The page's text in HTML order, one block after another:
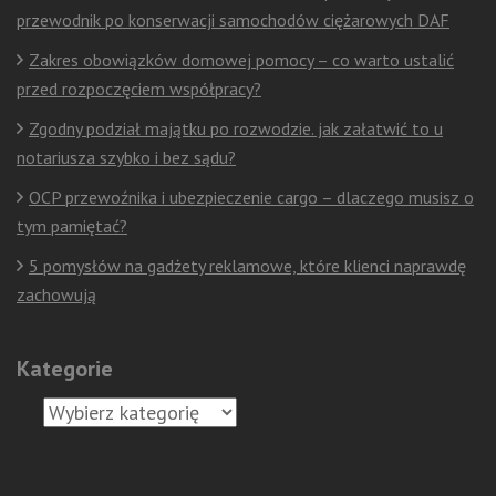
przewodnik po konserwacji samochodów ciężarowych DAF
Zakres obowiązków domowej pomocy – co warto ustalić
przed rozpoczęciem współpracy?
Zgodny podział majątku po rozwodzie. jak załatwić to u
notariusza szybko i bez sądu?
OCP przewoźnika i ubezpieczenie cargo – dlaczego musisz o
tym pamiętać?
5 pomysłów na gadżety reklamowe, które klienci naprawdę
zachowują
Kategorie
Kategorie